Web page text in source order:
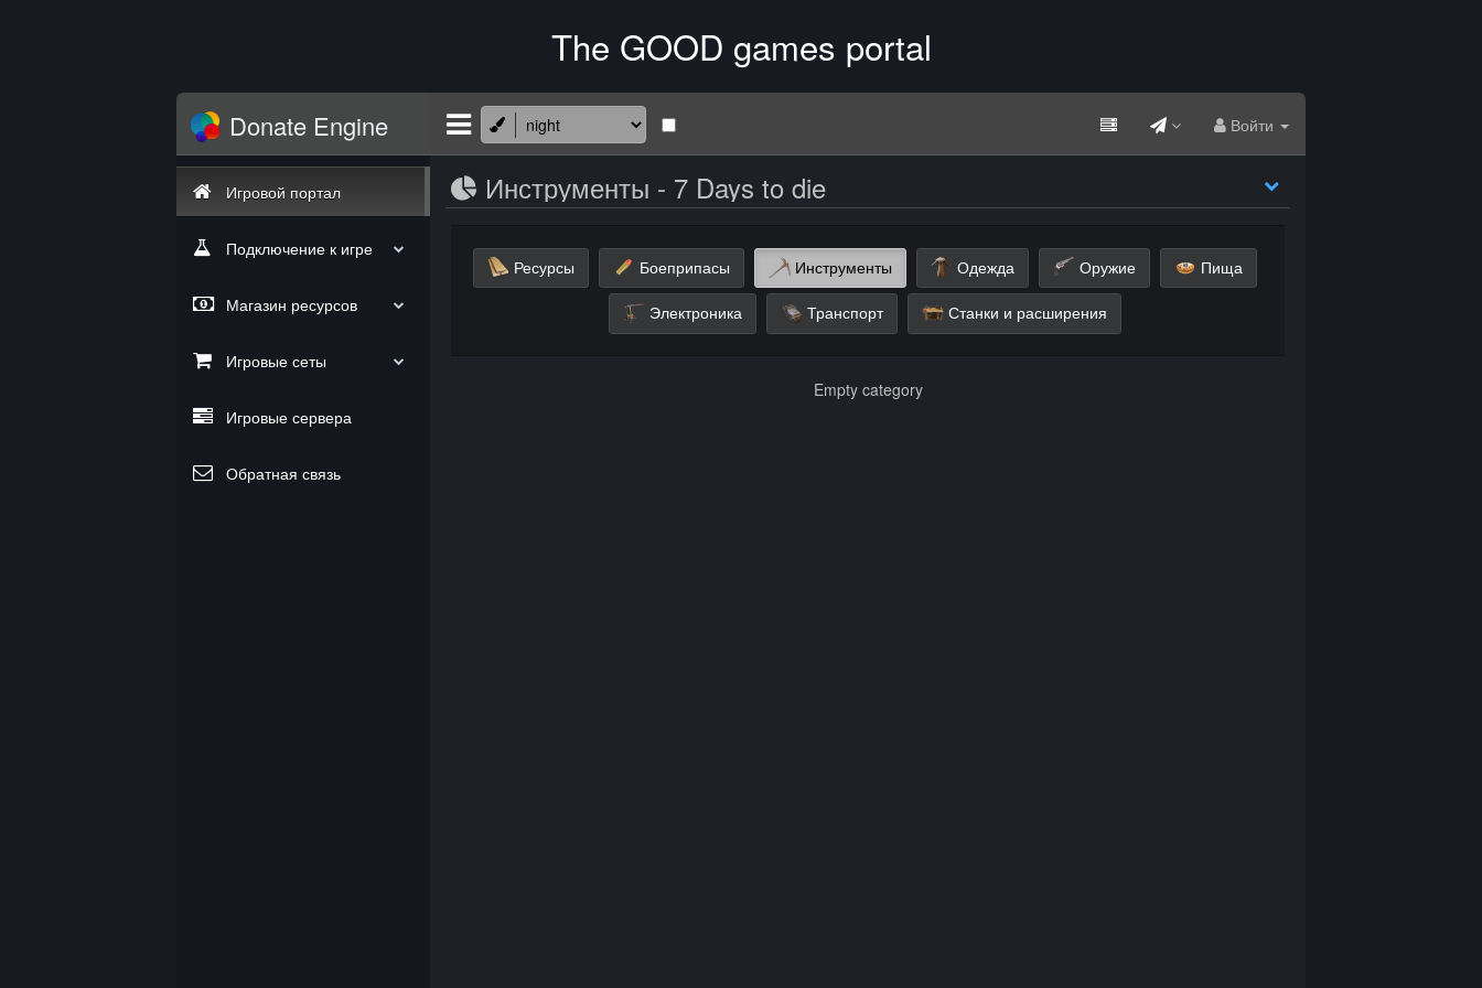
Donate Engine
Игровой портал
Подключение к игре
Магазин ресурсов
Игровые сеты
Игровые сервера
Обратная связь
Войти
Инструменты - 7 Days to die
Ресурсы Боеприпасы Инструменты Одежда Оружие Пища
Электроника Транспорт Станки и расширения
Empty category